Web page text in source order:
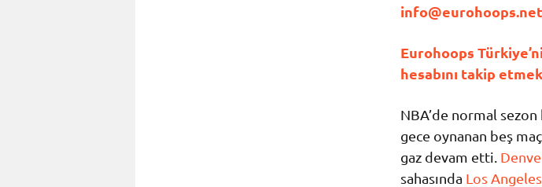
info@eurohoops.net
Eurohoops
hesabını takip
NBA’de normal sezon
gece oynanan beş
gaz devam etti.
sahasında Los